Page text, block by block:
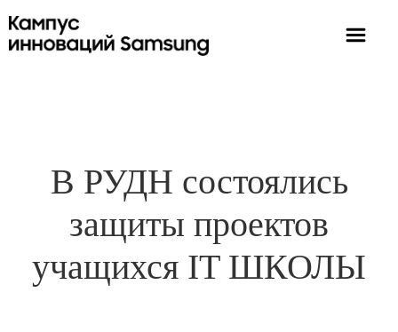
В РУДН состоялись
защиты проектов
учащихся IT ШКОЛЫ